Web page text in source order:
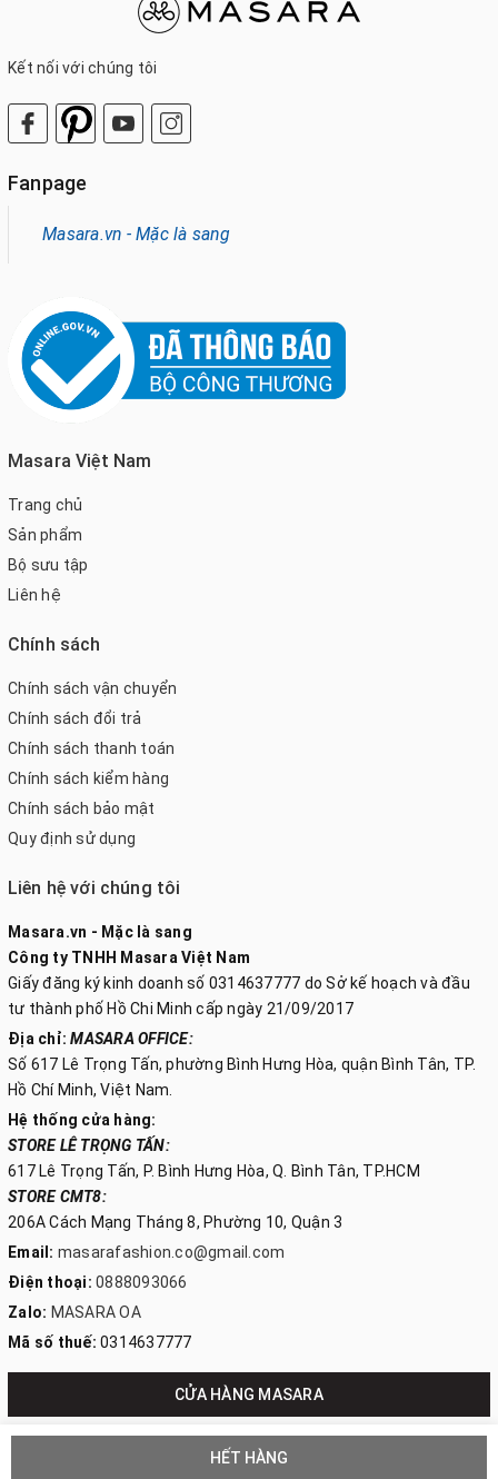
HẾT HÀNG
Kết nối với chúng tôi
Fanpage
Masara.vn - Mặc là sang
Masara Việt Nam
Trang chủ
Sản phẩm
Bộ sưu tập
Liên hệ
Chính sách
Chính sách vận chuyển
Chính sách đổi trả
Chính sách thanh toán
Chính sách kiểm hàng
Chính sách bảo mật
Quy định sử dụng
Liên hệ với chúng tôi
Masara.vn - Mặc là sang
Công ty TNHH Masara Việt Nam
Giấy đăng ký kinh doanh số 0314637777 do Sở kế hoạch và đầu
tư thành phố Hồ Chi Minh cấp ngày 21/09/2017
Địa chỉ: MASARA OFFICE:
Số 617 Lê Trọng Tấn, phường Bình Hưng Hòa, quận Bình Tân, TP.
Hồ Chí Minh, Việt Nam.
Hệ thống cửa hàng:
STORE LÊ TRỌNG TẤN:
617 Lê Trọng Tấn, P. Bình Hưng Hòa, Q. Bình Tân, TP.HCM
STORE CMT8:
206A Cách Mạng Tháng 8, Phường 10, Quận 3
Email: masarafashion.co@gmail.com
Điện thoại: 0888093066
Zalo: MASARA OA
Mã số thuế: 0314637777
CỬA HÀNG MASARA
CÔNG TY TNHH MASARA VIỆT NAM